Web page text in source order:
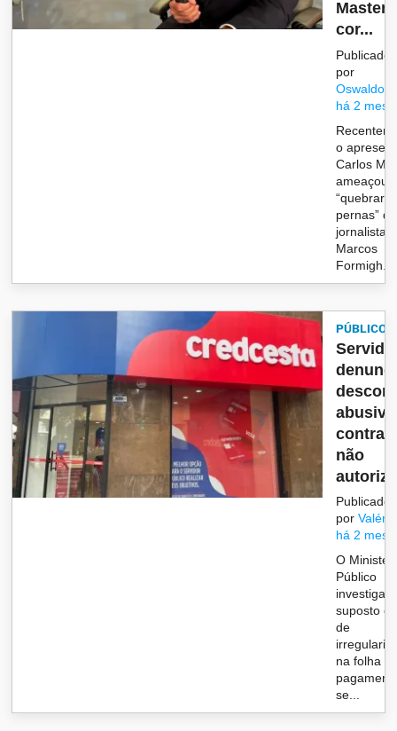
Master
cor...
Publicado
por
Oswaldo
há 2
o
Carlos
ameaçou
“quebrar
pernas” do
jornalista
Marcos
Formigh...
PÚBLICO
não
Publicado
porValéria
há 2
O
Público
investiga
suposto
de
na folha
se...